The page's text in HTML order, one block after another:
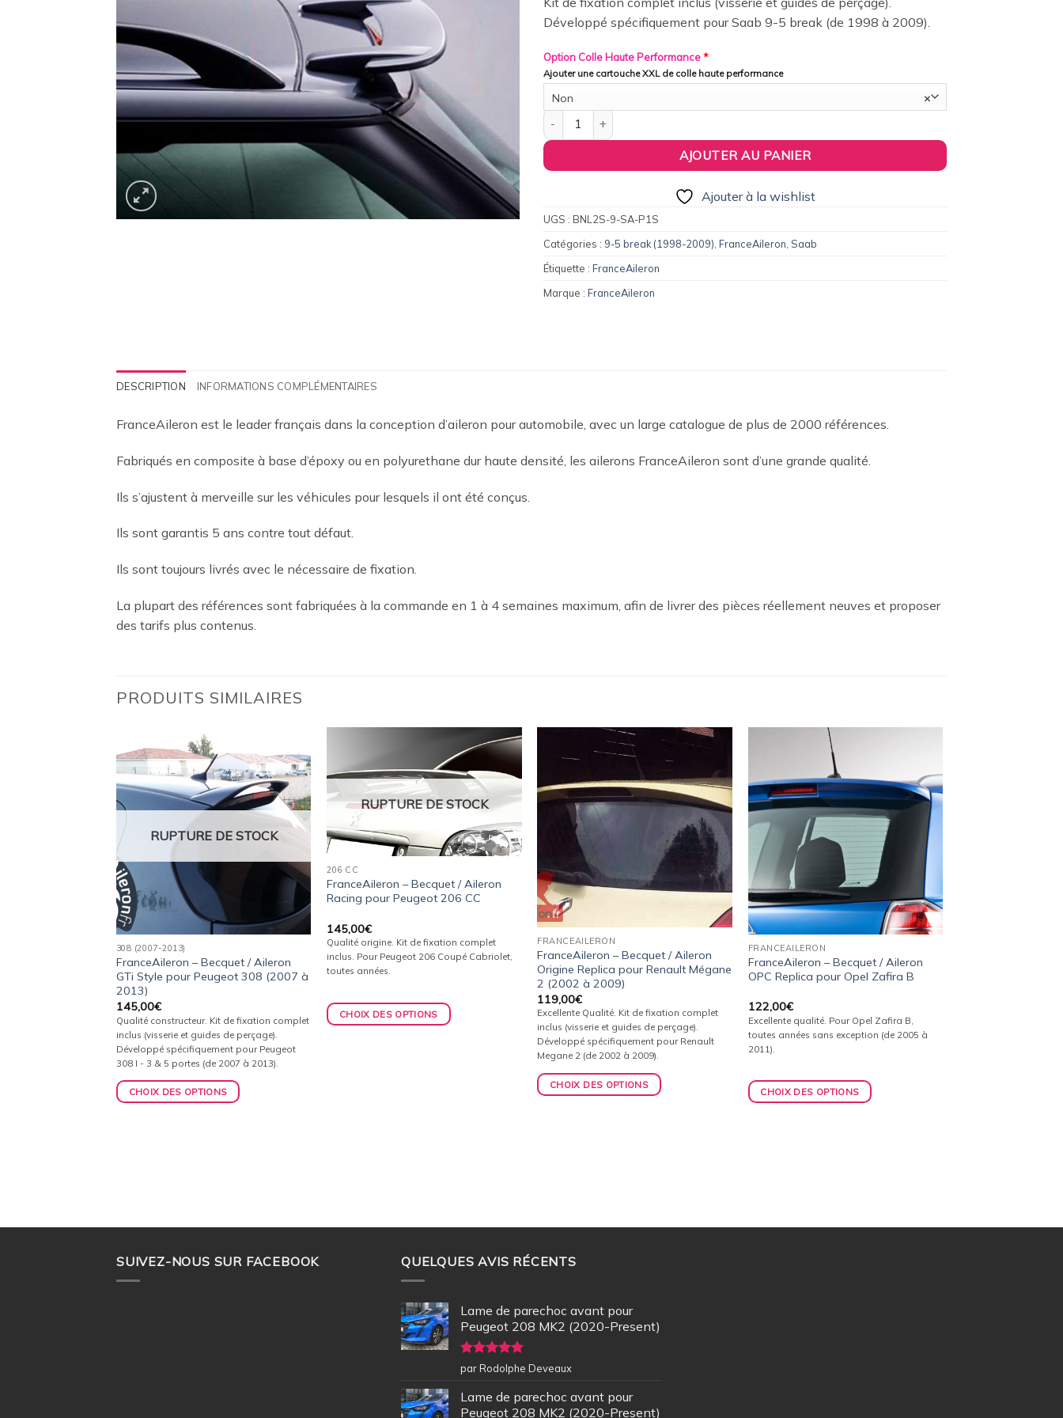
Développé spécifiquement pour Saab 9-5 break (de 1998 à 2009).
Option Colle Haute Performance*
Ajouter une cartouche XXL de colle haute performance
×
Non
quantité de FranceAileron - Aileron / Becquet Origine Replica pour Saab 9-5 break (1998 à 2009)
AJOUTER AU PANIER
Ajouter à la wishlist
UGS : BNL2S-9-SA-P1S
Catégories : 9-5 break (1998-2009), FranceAileron, Saab
Étiquette : FranceAileron
Marque : FranceAileron
DESCRIPTION INFORMATIONS COMPLÉMENTAIRES
FranceAileron est le leader français dans la conception d’aileron pour automobile, avec un large catalogue de plus de 2000 références.
Fabriqués en composite à base d’époxy ou en polyurethane dur haute densité, les ailerons FranceAileron sont d’une grande qualité.
Ils s’ajustent à merveille sur les véhicules pour lesquels il ont été conçus.
Ils sont garantis 5 ans contre tout défaut.
Ils sont toujours livrés avec le nécessaire de fixation.
La plupart des références sont fabriquées à la commande en 1 à 4 semaines maximum, afin de livrer des pièces réellement neuves et proposer
des tarifs plus contenus.
PRODUITS SIMILAIRES
Ajouter
à la
wishlist
RUPTURE DE STOCK
308 (2007-2013)
FranceAileron – Becquet / Aileron
GTi Style pour Peugeot 308 (2007 à
2013)
145,00€
Qualité constructeur. Kit de fixation complet
inclus (visserie et guides de perçage).
Développé spécifiquement pour Peugeot
308 I - 3 & 5 portes (de 2007 à 2013).
CHOIX DES OPTIONS
Ajouter
à la
RUPTURE DE STOCK
206 CC
FranceAileron – Becquet / Aileron
Racing pour Peugeot 206 CC
145,00€
Qualité origine. Kit de fixation complet
inclus. Pour Peugeot 206 Coupé Cabriolet,
toutes années.
CHOIX DES OPTIONS
Ajouter
à la
wishlist
FRANCEAILERON
FranceAileron – Becquet / Aileron
Origine Replica pour Renault Mégane
2 (2002 à 2009)
119,00€
Excellente Qualité. Kit de fixation complet
inclus (visserie et guides de perçage).
Développé spécifiquement pour Renault
Megane 2 (de 2002 à 2009).
CHOIX DES OPTIONS
à la
wishlist
FRANCEAILERON
FranceAileron – Becquet / Aileron
OPC Replica pour Opel Zafira B
122,00€
Excellente qualité. Pour Opel Zafira B,
toutes années sans exception (de 2005 à
2011).
CHOIX DES OPTIONS
SUIVEZ-NOUS SUR FACEBOOK QUELQUES AVIS RÉCENTS
Lame de parechoc avant pour
Peugeot 208 MK2 (2020-Present)
Note5sur
5
par Rodolphe Deveaux
Lame de parechoc avant pour
Peugeot 208 MK2 (2020-Present)